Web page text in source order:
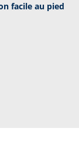
facile au pied